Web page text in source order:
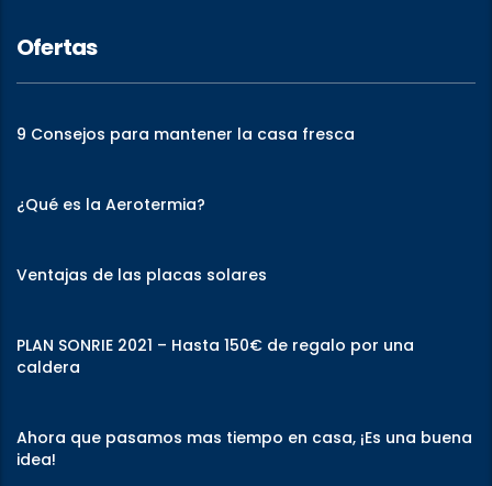
Ofertas
9 Consejos para mantener la casa fresca
¿Qué es la Aerotermia?
Ventajas de las placas solares
PLAN SONRIE 2021 – Hasta 150€ de regalo por una
caldera
Ahora que pasamos mas tiempo en casa, ¡Es una buena
idea!